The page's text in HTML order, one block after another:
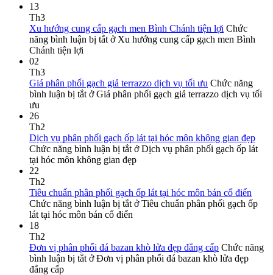
13
Th3
Xu hướng cung cấp gạch men Bình Chánh tiện lợi Chức
năng bình luận bị tắt ở Xu hướng cung cấp gạch men Bình
Chánh tiện lợi
02
Th3
Giá phân phối gạch giả terrazzo dịch vụ tối ưu Chức năng
bình luận bị tắt ở Giá phân phối gạch giả terrazzo dịch vụ tối
ưu
26
Th2
Dịch vụ phân phối gạch ốp lát tại hóc môn không gian đẹp
Chức năng bình luận bị tắt ở Dịch vụ phân phối gạch ốp lát
tại hóc môn không gian đẹp
22
Th2
Tiêu chuẩn phân phối gạch ốp lát tại hóc môn bán cổ điển
Chức năng bình luận bị tắt ở Tiêu chuẩn phân phối gạch ốp
lát tại hóc môn bán cổ điển
18
Th2
Đơn vị phân phối đá bazan khò lửa đẹp đẳng cấp Chức năng
bình luận bị tắt ở Đơn vị phân phối đá bazan khò lửa đẹp
đẳng cấp